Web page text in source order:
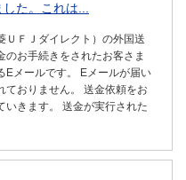
た。これは...
ＵＦＪダイレクト）の外国送
お手続きをされたお客さま
Eメールです。 Eメールが届い
ておりません。 送金依頼をお
いきます。 送金が実行された